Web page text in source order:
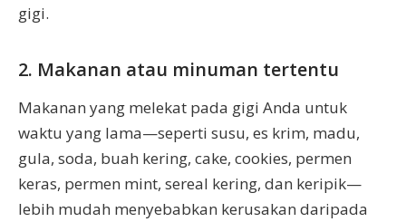
gigi.
2. Makanan atau minuman tertentu
Makanan yang melekat pada gigi Anda untuk
waktu yang lama—seperti susu, es krim, madu,
gula, soda, buah kering, cake, cookies, permen
keras, permen mint, sereal kering, dan keripik—
lebih mudah menyebabkan kerusakan daripada